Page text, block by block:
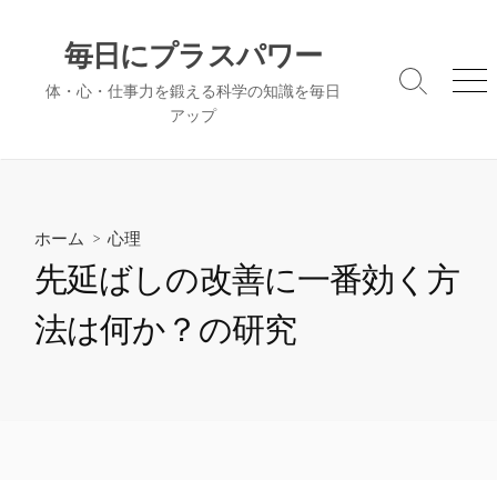
毎日にプラスパワー
体・心・仕事力を鍛える科学の知識を毎日
アップ
検
メ
ホーム > 心理
先延ばしの改善に一番効く方
法は何か？の研究